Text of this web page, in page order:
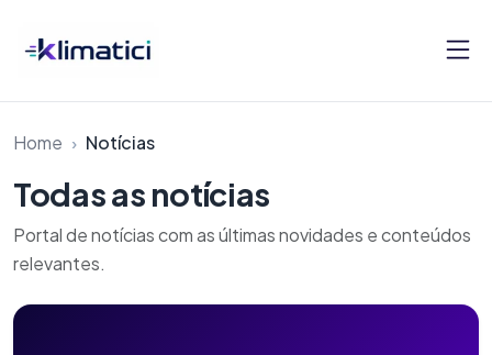
Home Notícias
Todas as notícias
Portal de notícias com as últimas novidades e conteúdos
relevantes.